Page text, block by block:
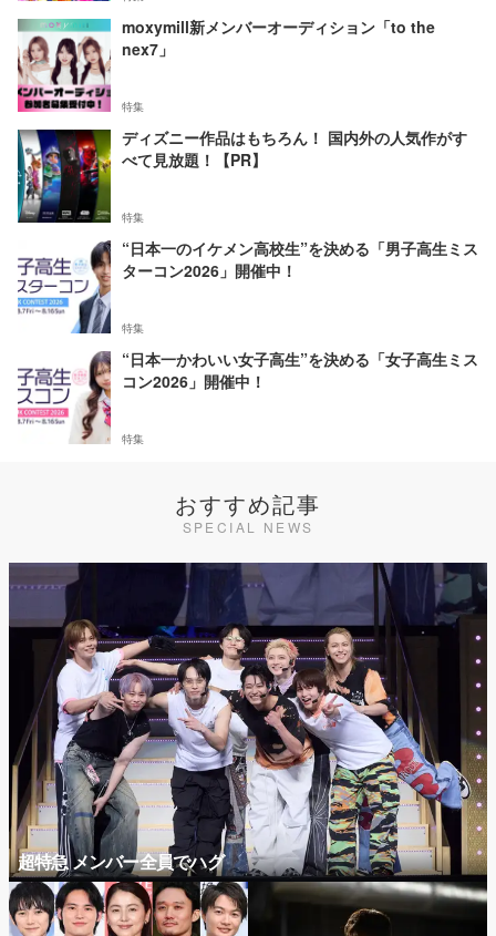
moxymill新メンバーオーディション「to the
nex7」
特集
ディズニー作品はもちろん！ 国内外の人気作がす
べて見放題！【PR】
特集
“日本一のイケメン高校生”を決める「男子高生ミス
ターコン2026」開催中！
特集
“日本一かわいい女子高生”を決める「女子高生ミス
コン2026」開催中！
特集
おすすめ記事
SPECIAL NEWS
超特急 メンバー全員でハグ